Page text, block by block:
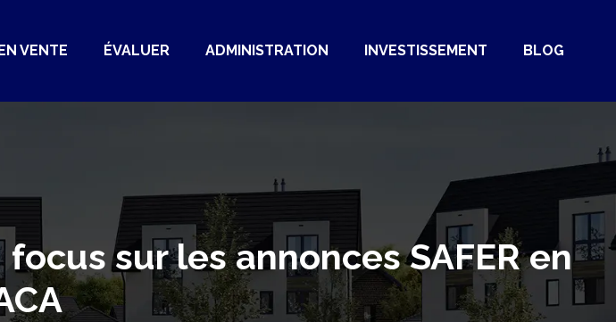
VENTE ÉVALUER ADMINISTRATION INVESTISSEMENT BLOG
sur les annonces SAFER en